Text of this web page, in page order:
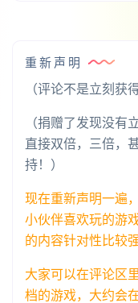
重新声明
（评论不是立刻获
（捐赠了发现没有
直接双倍，三倍，
持！）
现在重新声明一遍
小伙伴喜欢玩的游
的内容针对性比较强
大家可以在评论区
档的游戏，大约会